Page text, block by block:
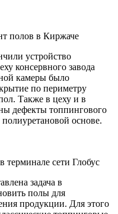
полов в Киржаче
устройство
консервного завода
камеры было
по периметру
Также в цеху и в
дефекты топпингового
основе.
сети Глобус
задача в
полы для
продукции. Для этого